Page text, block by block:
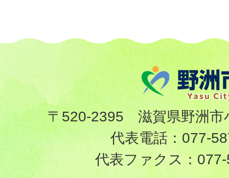
〒520-2395 滋賀県野洲市
代表電話： 077-
代表ファクス：